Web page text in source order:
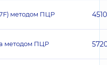
методом ПЦР 4510
методом ПЦР